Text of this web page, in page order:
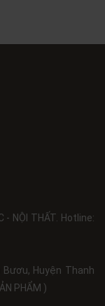
- NỘI THẤT. Hotline:
Bươu, Huyện Thanh
PHẨM )